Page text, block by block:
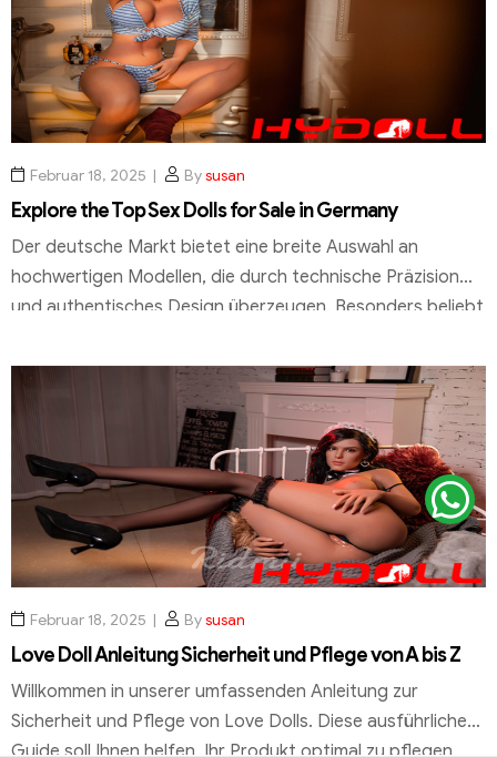
nicht nur eine authentische Optik, sondern auch eine […]
Februar 18, 2025 Bysusan
Explore the Top Sex Dolls for Sale in Germany
Der deutsche Markt bietet eine breite Auswahl an
hochwertigen Modellen, die durch technische Präzision
und authentisches Design überzeugen. Besonders beliebt
durch ihre hautähnliche Weichheit und Detailtreue
auszeichnen. Diese Eigenschaften machen sie zu einer
bevorzugten Wahl für anspruchsvolle Käufer. Die
Herstellung dieser Modelle erfolgt unter strengen […]
Februar 18, 2025 Bysusan
Love Doll Anleitung Sicherheit und Pflege von A bis Z
Willkommen in unserer umfassenden Anleitung zur
Sicherheit und Pflege von Love Dolls. Diese ausführliche
Guide soll Ihnen helfen, Ihr Produkt optimal zu pflegen